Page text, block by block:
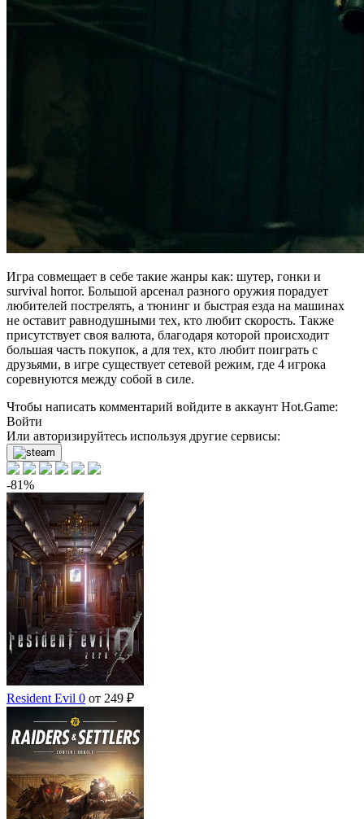
Игра совмещает в себе такие жанры как: шутер, гонки и
survival horror. Большой арсенал разного оружия порадует
любителей пострелять, а тюнинг и быстрая езда на машинах
не оставит равнодушными тех, кто любит скорость. Также
присутствует своя валюта, благодаря которой происходит
большая часть покупок, а для тех, кто любит поиграть с
друзьями, в игре существует сетевой режим, где 4 игрока
соревнуются между собой в силе.
Чтобы написать комментарий войдите в аккаунт Hot.Game:
Войти
Или авторизируйтесь используя другие сервисы:
-81%
Resident Evil 0 от 249 ₽